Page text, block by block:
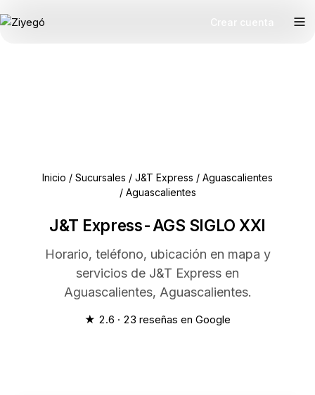
Inicio / Sucursales / J&T Express / Aguascalientes
/ Aguascalientes
J&T Express-AGS SIGLO XXI
Horario, teléfono, ubicación en mapa y
servicios de J&T Express en
Aguascalientes, Aguascalientes.
★ 2.6 · 23 reseñas en Google